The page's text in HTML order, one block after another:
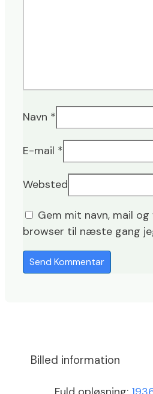
Navn *
E-mail *
Websted
Gem mit navn, mail
browser til næste gang
Billed information